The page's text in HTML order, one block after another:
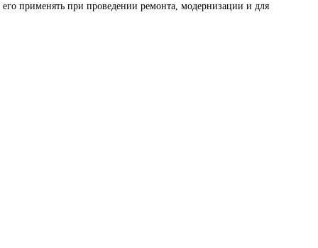
применять при проведении ремонта, модернизации и для